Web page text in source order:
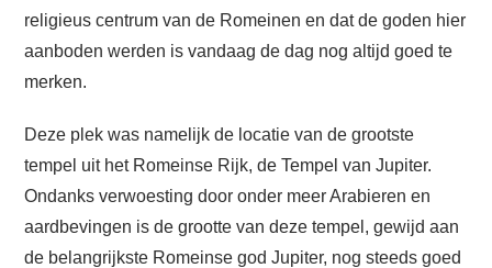
religieus centrum van de Romeinen en dat de goden hier
aanboden werden is vandaag de dag nog altijd goed te
merken.
Deze plek was namelijk de locatie van de grootste
tempel uit het Romeinse Rijk, de Tempel van Jupiter.
Ondanks verwoesting door onder meer Arabieren en
aardbevingen is de grootte van deze tempel, gewijd aan
de belangrijkste Romeinse god Jupiter, nog steeds goed